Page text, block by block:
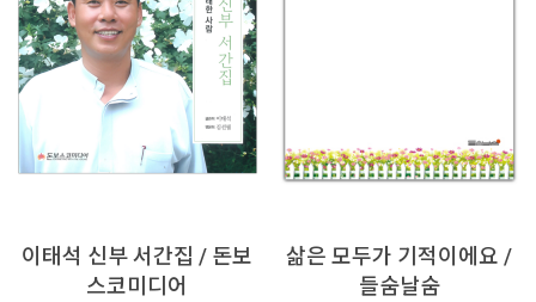
이태석 신부 서간집 / 돈보
스코미디어
삶은 모두가 기적이에요 /
들숨날숨